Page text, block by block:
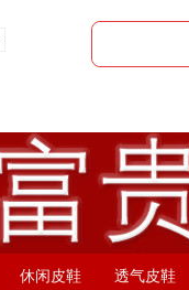
休闲皮鞋 透气皮鞋